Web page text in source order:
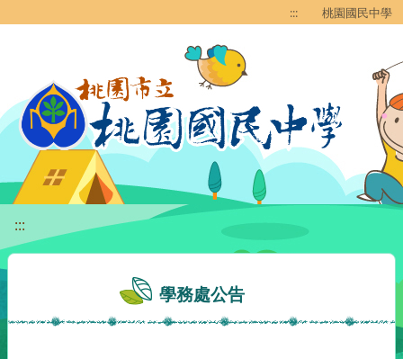
::: 桃園國民中學
:::
學務處公告